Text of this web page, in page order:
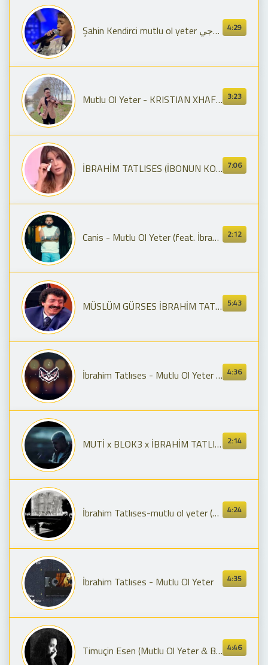
4:29 Şahin Kendirci mutlu ol yeter شاهين كيندرجي
3:23
Mutlu Ol Yeter - KRISTIAN XHAFERAJ
7:06
İBRAHİM TATLISES (İBONUN KOPTUĞU AN) - İBO SHOW 29.BÖLÜM MUTLU OL YETER
2:12
Canis - Mutlu Ol Yeter (feat. İbrahim Tatlıses)
5:43
MÜSLÜM GÜRSES İBRAHİM TATLISES DÜET MUTLU OL YETER
4:36
İbrahim Tatlıses - Mutlu Ol Yeter ( HCY Trap Remix ) 🔥YILBAŞI ÖZEL🔥
2:14
MUTİ x BLOK3 x İBRAHİM TATLISES - MUTLU OL YETER
4:24
İbrahim Tatlıses-mutlu ol yeter (sözleri)
4:35
İbrahim Tatlıses - Mutlu Ol Yeter
4:46
Timuçin Esen (Mutlu Ol Yeter & Besthabeh Alya sherine)🖤